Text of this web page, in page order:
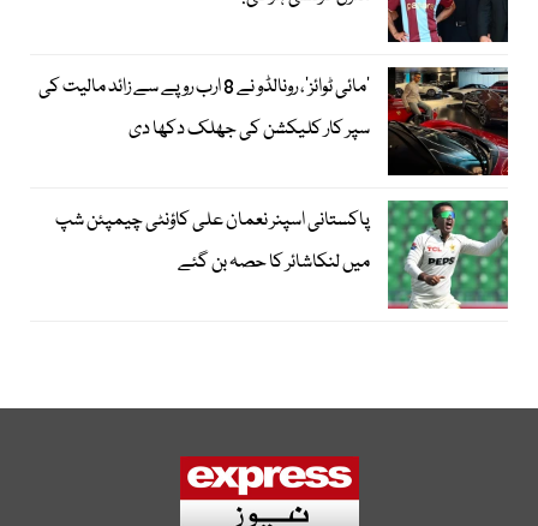
’مائی ٹوائز‘، رونالڈو نے 8 ارب روپے سے زائد مالیت کی
سپر کار کلیکشن کی جھلک دکھا دی
پاکستانی اسپنر نعمان علی کاؤنٹی چیمپئن شپ
میں لنکاشائر کا حصہ بن گئے